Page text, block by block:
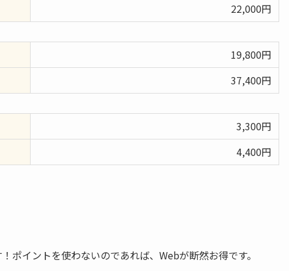
22,000円
19,800円
37,400円
3,300円
4,400円
ポイントを使わないのであれば、Webが断然お得です。